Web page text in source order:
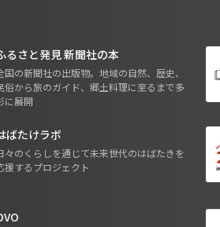
るさと発見 新聞社の本
国の新聞社の出版物。地域の自然、歴史、
俗から旅のガイド、郷土料理に至るまで多
に展開
ばたけラボ
々のくらしを通じて未来世代のはばたきを
援するプロジェクト